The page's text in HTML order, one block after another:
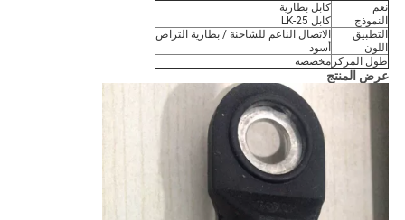
نعم
كابل بطارية
النموذج
كابل LK-25
التطبيق
الاتصال الناعم للشاحنة / بطارية التراص
اللون
أسود
طول المركز مخصصة
عرض المنتج